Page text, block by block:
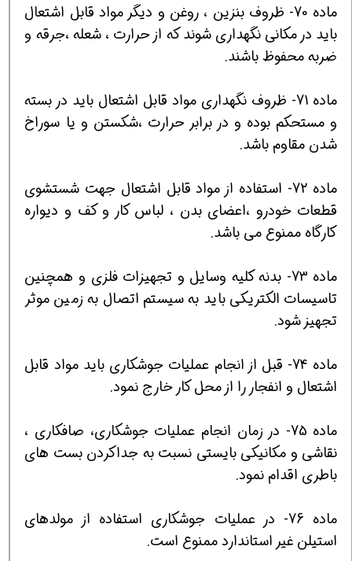
ماده 70- ظروف بنزين ، روغن و ديگر مواد قابل اشتعال
بايد در مكاني نگهداري شوند كه از حرارت ، شعله ،جرقه و
ضربه محفوظ باشند.
ماده 71- ظروف نگهداري مواد قابل اشتعال بايد در بسته
و مستحكم بوده و در برابر حرارت ،شكستن و يا سوراخ
شدن مقاوم باشد.
ماده 72- استفاده از مواد قابل اشتعال جهت شستشوي
قطعات خودرو ،اعضاي بدن ، لباس كار و كف و ديواره
كارگاه ممنوع مي باشد.
ماده 73- بدنه كليه وسايل و تجهيزات فلزي و همچنين
تاسيسات الكتريكي بايد به سيستم اتصال به زمين موثر
تجهيز شود.
ماده 74- قبل از انجام عمليات جوشكاري بايد مواد قابل
اشتعال و انفجار را از محل كار خارج نمود.
ماده 75- در زمان انجام عمليات جوشكاري، صافكاري ،
نقاشي و مكانيكي بايستي نسبت به جداكردن بست هاي
باطري اقدام نمود.
ماده 76- در عمليات جوشكاري استفاده از مولدهاي
استيلن غير استاندارد ممنوع است.